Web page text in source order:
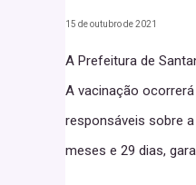
15 de outubro de 2021
A Prefeitura de
A vacinação
responsáveis sobre
meses e 29 dias,